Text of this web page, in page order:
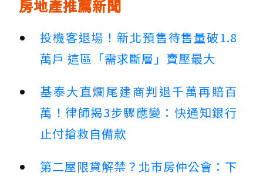
房地產推薦新聞
投機客退場！新北預售待售量破1.8
萬戶 這區「需求斷層」賣壓最大
基泰大直爛尾建商判退千萬再賠百
萬！律師揭3步驟應變：快通知銀行
止付搶救自備款
第二屋限貸解禁？北市房仲公會：下